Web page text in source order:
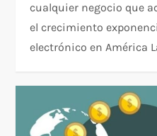
cualquier negocio que
el crecimiento
electrónico en América